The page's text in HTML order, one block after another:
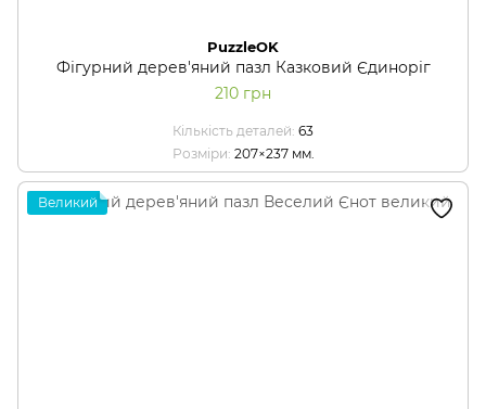
PuzzleOK
Фігурний дерев'яний пазл Казковий Єдиноріг
210 грн
Кількість деталей 63
Розміри 207×237 мм.
Великий